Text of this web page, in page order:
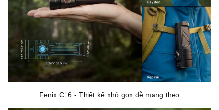
Fenix C16 - Thiết kế nhỏ gọn dễ mang theo